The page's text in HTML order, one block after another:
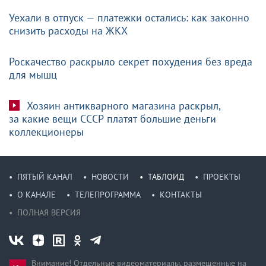
Уехали в отпуск — платежки остались: как законно
снизить расходы на ЖКХ
Роскачество раскрыло секрет похудения без вреда
для мышц
Хозяин антикварного магазина раскрыл,
за какие вещи СССР платят большие деньги
коллекционеры
ПЯТЫЙ КАНАЛ НОВОСТИ ТАБЛОИД
ПРОЕКТЫ
О КАНАЛЕ
ТЕЛЕПРОГРАММА
КОНТАКТЫ
ПОЛНАЯ ВЕРСИЯ
Внимание! Отдельные видеоматериалы, размещенные на